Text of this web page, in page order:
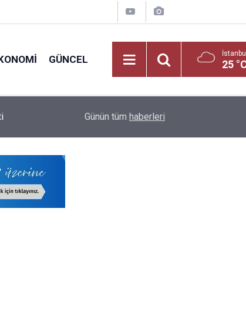
GÜNCEL 25
Yüksek Mahkemeden MEB'e Ek Ders Freni
Günün tüm haberleri